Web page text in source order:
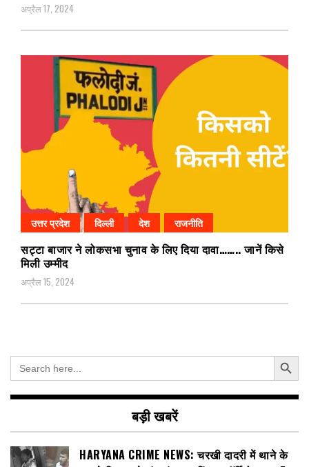
अप्रैल 17, 2024
उत्तर प्रदेश दिल्ली देश राजनीति
सट्टा बाजार ने लोकसभा चुनाव के लिए दिया दावा…….. जानें किसे
मिली उम्मीद
अप्रैल 15, 2024
Search
for:
Search Button
बड़ी खबरें
HARYANA CRIME NEWS: चरखी दादरी में थाने के